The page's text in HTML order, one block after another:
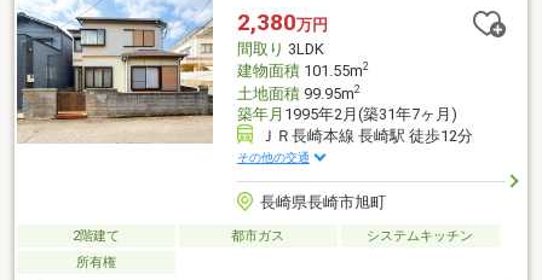
1200m(徒歩15分）・ファミリーマート 長崎銀屋町店様まで約
150m(徒歩2分）・フレッシュハウスまるたか観光通り店様まで約
300
2,380万円
間取り 3LDK
建物面積101.55m2
土地面積99.95m2
築年月 1995年2月(築31年7ヶ月)
ＪＲ長崎本線 長崎駅 徒歩12分
その他の交通
長崎県長崎市旭町
2階建て 都市ガス
システムキッチン
所有権